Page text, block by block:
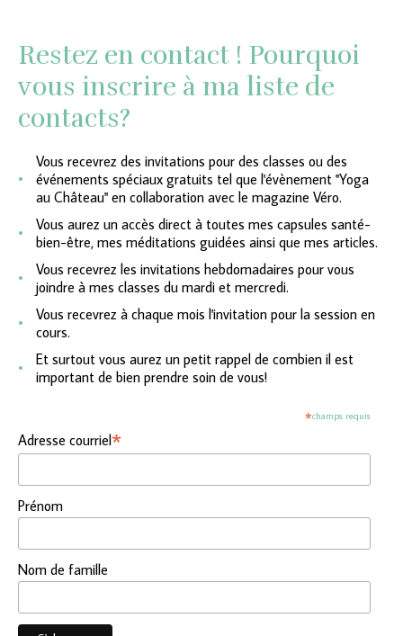
Restez en contact ! Pourquoi
vous inscrire à ma liste de
contacts?
Vous recevrez des invitations pour des classes ou des
événements spéciaux gratuits tel que l'évènement ''Yoga
au Château'' en collaboration avec le magazine Véro.
Vous aurez un accès direct à toutes mes capsules santé-
bien-être, mes méditations guidées ainsi que mes articles.
Vous recevrez les invitations hebdomadaires pour vous
joindre à mes classes du mardi et mercredi.
Vous recevrez à chaque mois l'invitation pour la session en
cours.
Et surtout vous aurez un petit rappel de combien il est
important de bien prendre soin de vous!
*champs requis
Adresse courriel*
Prénom
Nom de famille